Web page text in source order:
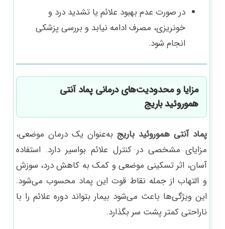
در صورت عدم بهبود علائم یا تشدید درد و
خونریزی، مصرف ادامه نیابد و بررسی پزشکی
انجام شود.
مزایا و محدودیت‌های درمانی پماد آنتی
هموروئید باریج
پماد آنتی هموروئید باریج به‌عنوان یک درمان موضعی،
مزایای مشخصی در کنترل علائم بواسیر دارد. استفاده
آسان، اثر تسکینی موضعی و کمک به کاهش درد، سوزش
و التهاب از جمله نقاط قوت این پماد محسوب می‌شود.
این ویژگی‌ها باعث می‌شود بیمار بتواند دوره علائم را با
ناراحتی کمتر پشت سر بگذارد.